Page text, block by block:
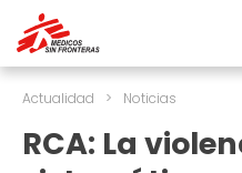
Actualidad > Noticias
RCA: La